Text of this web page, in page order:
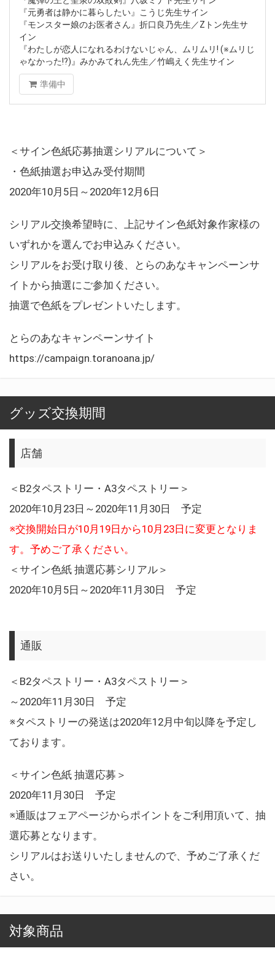
『元勇者は静かに暮らしたい』こうじ先生サイン
『モンスター娘のお医者さん』折口良乃先生／Zトン先生サ
イン
『わたしが恋人になれるわけないじゃん、ムリムリ! (※ムリじ
ゃなかった!?)』みかみてれん先生／竹嶋えく先生サイン
準備中
＜サイン色紙応募抽選シリアルについて＞
・色紙抽選お申込み受付期間
2020年10月5日～2020年12月6日
シリアル交換希望時に、上記サイン色紙対象作家様の
いずれかを選んでお申込みください。
シリアルをお受け取り後、とらのあなキャンペーンサ
イトから抽選にご参加ください。
抽選で色紙をプレゼントいたします。
とらのあなキャンペーンサイト
https://campaign.toranoana.jp/
グッズ交換期間
店舗
＜B2タペストリー・A3タペストリー＞
2020年10月23日～2020年11月30日 予定
※交換開始日が10月19日から10月23日に変更となりま
す。予めご了承ください。
＜サイン色紙 抽選応募シリアル＞
2020年10月5日～2020年11月30日 予定
通販
＜B2タペストリー・A3タペストリー＞
～2020年11月30日 予定
※タペストリーの発送は2020年12月中旬以降を予定し
ております。
＜サイン色紙 抽選応募＞
2020年11月30日 予定
※通販はフェアページからポイントをご利用頂いて、抽
選応募となります。
シリアルはお送りいたしませんので、予めご了承くだ
さい。
対象商品